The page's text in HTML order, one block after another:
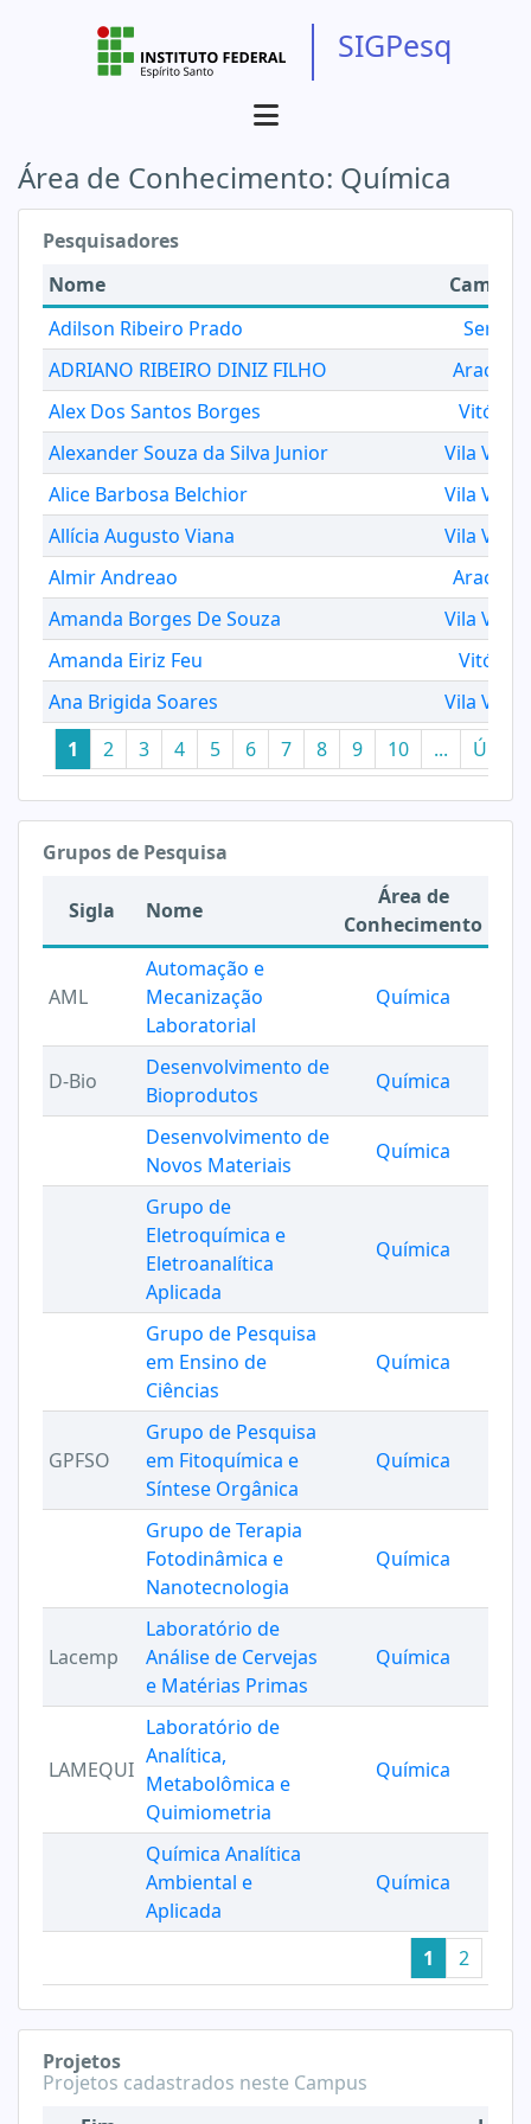
SIGPesq
Área de Conhecimento: Química
Pesquisadores
Nome
Campus
Adilson Ribeiro Prado
Serra
ADRIANO RIBEIRO DINIZ FILHO
Aracruz
Alex Dos Santos Borges
Vitória
Alexander Souza da Silva Junior
Vila Velha
Alice Barbosa Belchior
Vila Velha
Allícia Augusto Viana
Vila Velha
Almir Andreao
Aracruz
Amanda Borges De Souza
Vila Velha
Amanda Eiriz Feu
Vitória
Ana Brigida Soares
Vila Velha
1
2 3 4 5 6 7 8 9 10 ...
Grupos de Pesquisa
Sigla Nome
Área de
Conhecimento
AML
Automação e
Mecanização
Laboratorial
Química
D-Bio
Desenvolvimento de
Bioprodutos
Química
Desenvolvimento de
Novos Materiais
Química
Grupo de
Eletroquímica e
Eletroanalítica
Aplicada
Química
Grupo de Pesquisa
em Ensino de
Ciências
Química
GPFSO
Grupo de Pesquisa
em Fitoquímica e
Síntese Orgânica
Química
Grupo de Terapia
Fotodinâmica e
Nanotecnologia
Química
Lacemp
Laboratório de
Análise de Cervejas
e Matérias Primas
Química
LAMEQUI
Laboratório de
Analítica,
Metabolômica e
Quimiometria
Química
Química Analítica
Ambiental e
Aplicada
Química
1 2
Projetos
Projetos cadastrados neste Campus